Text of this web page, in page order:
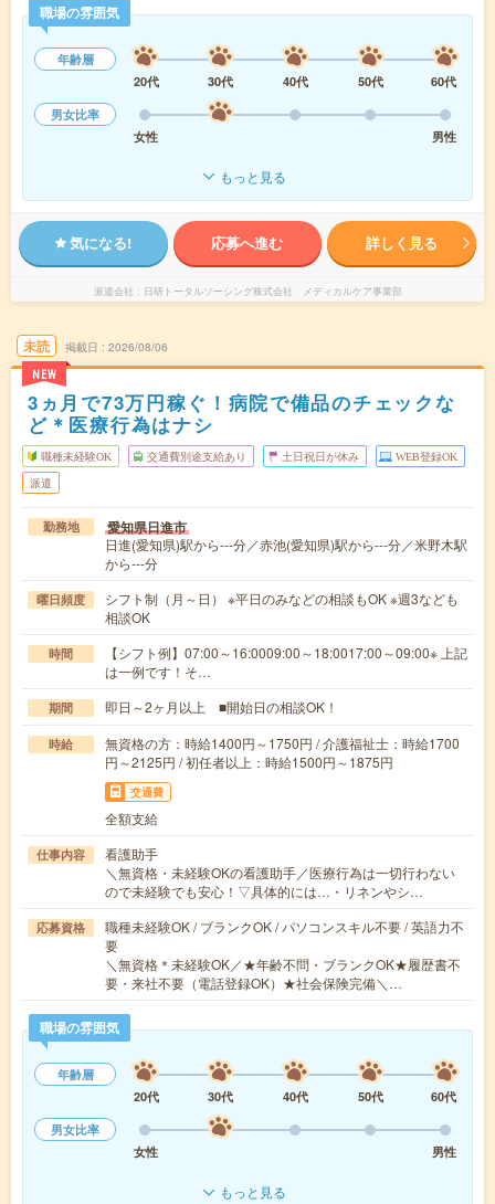
職場の雰囲気
年齢層
20代
30代 40代 50代
60代
男女比率
女性
男性
もっと見る
気になる! 応募へ進む 詳しく見る
派遣会社 日研トータルソーシング株式会社 メディカルケア事業部
未読
NEW
掲載日 2026/08/06
3ヵ月で73万円稼ぐ！病院で備品のチェックな
ど＊医療行為はナシ
職種未経験OK 交通費別途支給あり 土日祝日が休み WEB登録OK
派遣
勤務地 愛知県日進市
日進(愛知県)駅から---分／赤池(愛知県)駅から---分／米野木駅
から---分
曜日頻度
シフト制（月～日） ※平日のみなどの相談もOK ※週3なども
相談OK
時間
【シフト例】07:00～16:0009:00～18:0017:00～09:00※ 上記
は一例です！そ…
期間 即日～2ヶ月以上 ■開始日の相談OK！
時給
無資格の方：時給1400円～1750円 / 介護福祉士：時給1700
円～2125円 / 初任者以上：時給1500円～1875円
交通費
全額支給
仕事内容
看護助手
＼無資格・未経験OKの看護助手／医療行為は一切行わない
ので未経験でも安心！▽具体的には…・リネンやシ…
応募資格
職種未経験OK / ブランクOK / パソコンスキル不要 / 英語力不
要
＼無資格＊未経験OK／★年齢不問・ブランクOK★履歴書不
要・来社不要（電話登録OK）★社会保険完備＼…
職場の雰囲気
年齢層
20代
30代 40代 50代
60代
男女比率
女性
男性
もっと見る